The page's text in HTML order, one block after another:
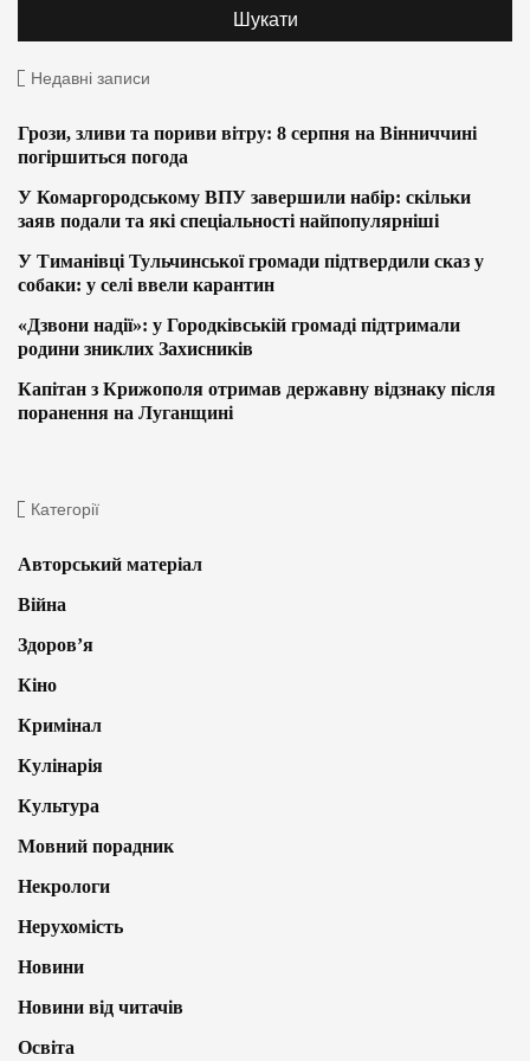
Недавні записи
Грози, зливи та пориви вітру: 8 серпня на Вінниччині
погіршиться погода
У Комаргородському ВПУ завершили набір: скільки
заяв подали та які спеціальності найпопулярніші
У Тиманівці Тульчинської громади підтвердили сказ у
собаки: у селі ввели карантин
«Дзвони надії»: у Городківській громаді підтримали
родини зниклих Захисників
Капітан з Крижополя отримав державну відзнаку після
поранення на Луганщині
Категорії
Авторський матеріал
Війна
Здоров’я
Кіно
Кримінал
Кулінарія
Культура
Мовний порадник
Некрологи
Нерухомість
Новини
Новини від читачів
Освіта